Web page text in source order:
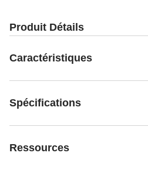
Produit Détails
Caractéristiques
Spécifications
Ressources